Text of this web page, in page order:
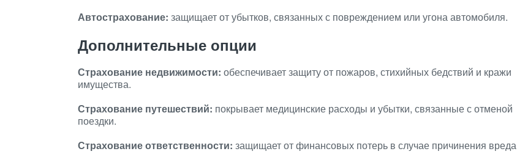
Автострахование: защищает от убытков, связанных с повреждением или угона автомобиля.
Дополнительные опции
Страхование недвижимости: обеспечивает защиту от пожаров, стихийных бедствий и кражи
имущества.
Страхование путешествий: покрывает медицинские расходы и убытки, связанные с отменой
поездки.
Страхование ответственности: защищает от финансовых потерь в случае причинения вреда